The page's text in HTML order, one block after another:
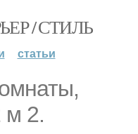
/ СТИЛЬ
статьи
м 2.